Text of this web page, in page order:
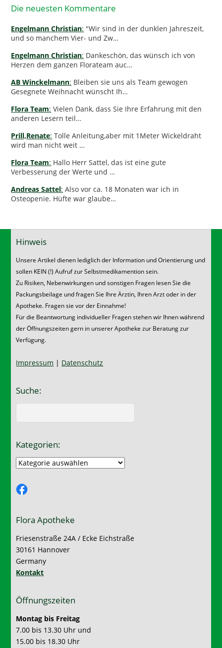
Die neuesten Kommentare
Engelmann Christian: "Wir sind in der dunklen Jahreszeit,
und so manchem Vier- und Zw…
Engelmann Christian: Dankeschön, das wünsch ich von
Herzen dem ganzen Florateam auc…
AB Winckelmann: Bleiben sie uns als Team gewogen
Gesegnete Weihnacht wünscht Ih…
Flora Team: Vielen Dank, dass Sie Ihre Erfahrung mit den
anderen Lesern teil…
Prill,Renate: Tolle Anleitung,aber mit 1Meter Wickeldraht
wird man nicht weit …
Flora Team: Hallo Herr Sattel, das ist eine gute
Verbesserung der Werte und …
Andreas Sattel: Also vor ca. 18 Monaten war ich in
Osteopenie. Hüfte war glaube…
Hinweis
Unsere Artikel dienen lediglich der Information und Orientierung und
sollen KEIN (!) Aufruf zur Selbstmedikamention sein.
Zu Risiken, Nebenwirkungen und sonstigen Fragen lesen Sie die
Packungsbeilage und fragen Sie Ihre Ärztin, Ihren Arzt oder in der
Apotheke. Fragen sie vor der Einnahme!
Für die Beantwortung individueller Fragen stehen wir Ihnen während
der Öffnungszeiten gern in unserer Apotheke zur Beratung zur
Verfügung.
Impressum | Datenschutz
Suche:
Kategorien:
Kategorien:
Facebook
Flora Apotheke
Friesenstraße 24A / Ecke Eichstraße
30161 Hannover
Germany
Kontakt
Öffnungszeiten
Montag bis Freitag
7.00 bis 13.30 Uhr und
15.00 bis 18.30 Uhr